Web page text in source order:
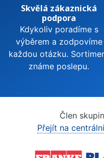
Skvělá zákaznická
podpora
Kdykoliv poradíme s
výběrem a zodpovíme
každou otázku.
známe poslepu.
Člen
Přejít na